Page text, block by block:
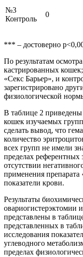
№3
Контроль
0
*** – достоверно
По результатам
кастрированных
«Секс Барьер», и
зарегистрировано
физиологической
В таблице 2 приведены
кошек изучаемых
сделать вывод, что
количество
всех групп не имели
пределах референтных
отсутствии
применения препарата
показатели крови.
Результаты
овариогистерэктомии
представлены в
представленных в
исследования
углеводного
пределах